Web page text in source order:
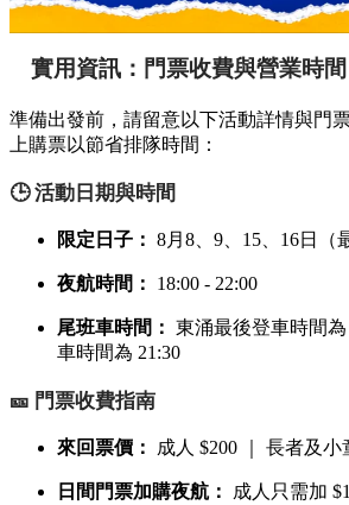
實用資訊：門票收費與營業時間
準備出發前，請留意以下活動詳情與門
上購票以節省排隊時間：
🕒 活動日期與時間
限定日子： 8月8、9、15、16日（
夜航時間： 18:00 - 22:00
尾班車時間： 東涌最後登車時間
車時間為 21:30
🎫 門票收費指南
來回票價： 成人 $200 ｜ 長者及小
日間門票加購夜航：
成人只需加